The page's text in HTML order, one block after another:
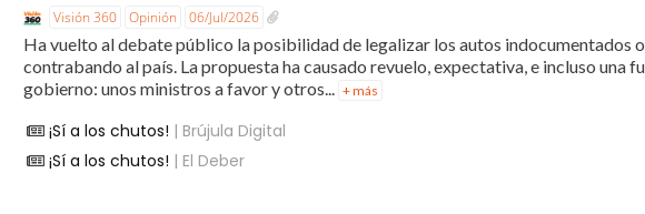
Visión 360 Opinión 06/Jul/2026
Ha vuelto al debate público la posibilidad de legalizar los autos indocumentados
contrabando al país. La propuesta ha causado revuelo, expectativa, e incluso una
gobierno: unos ministros a favor y otros...
+ más
¡Sí a los chutos! | Brújula Digital
¡Sí a los chutos! | El Deber